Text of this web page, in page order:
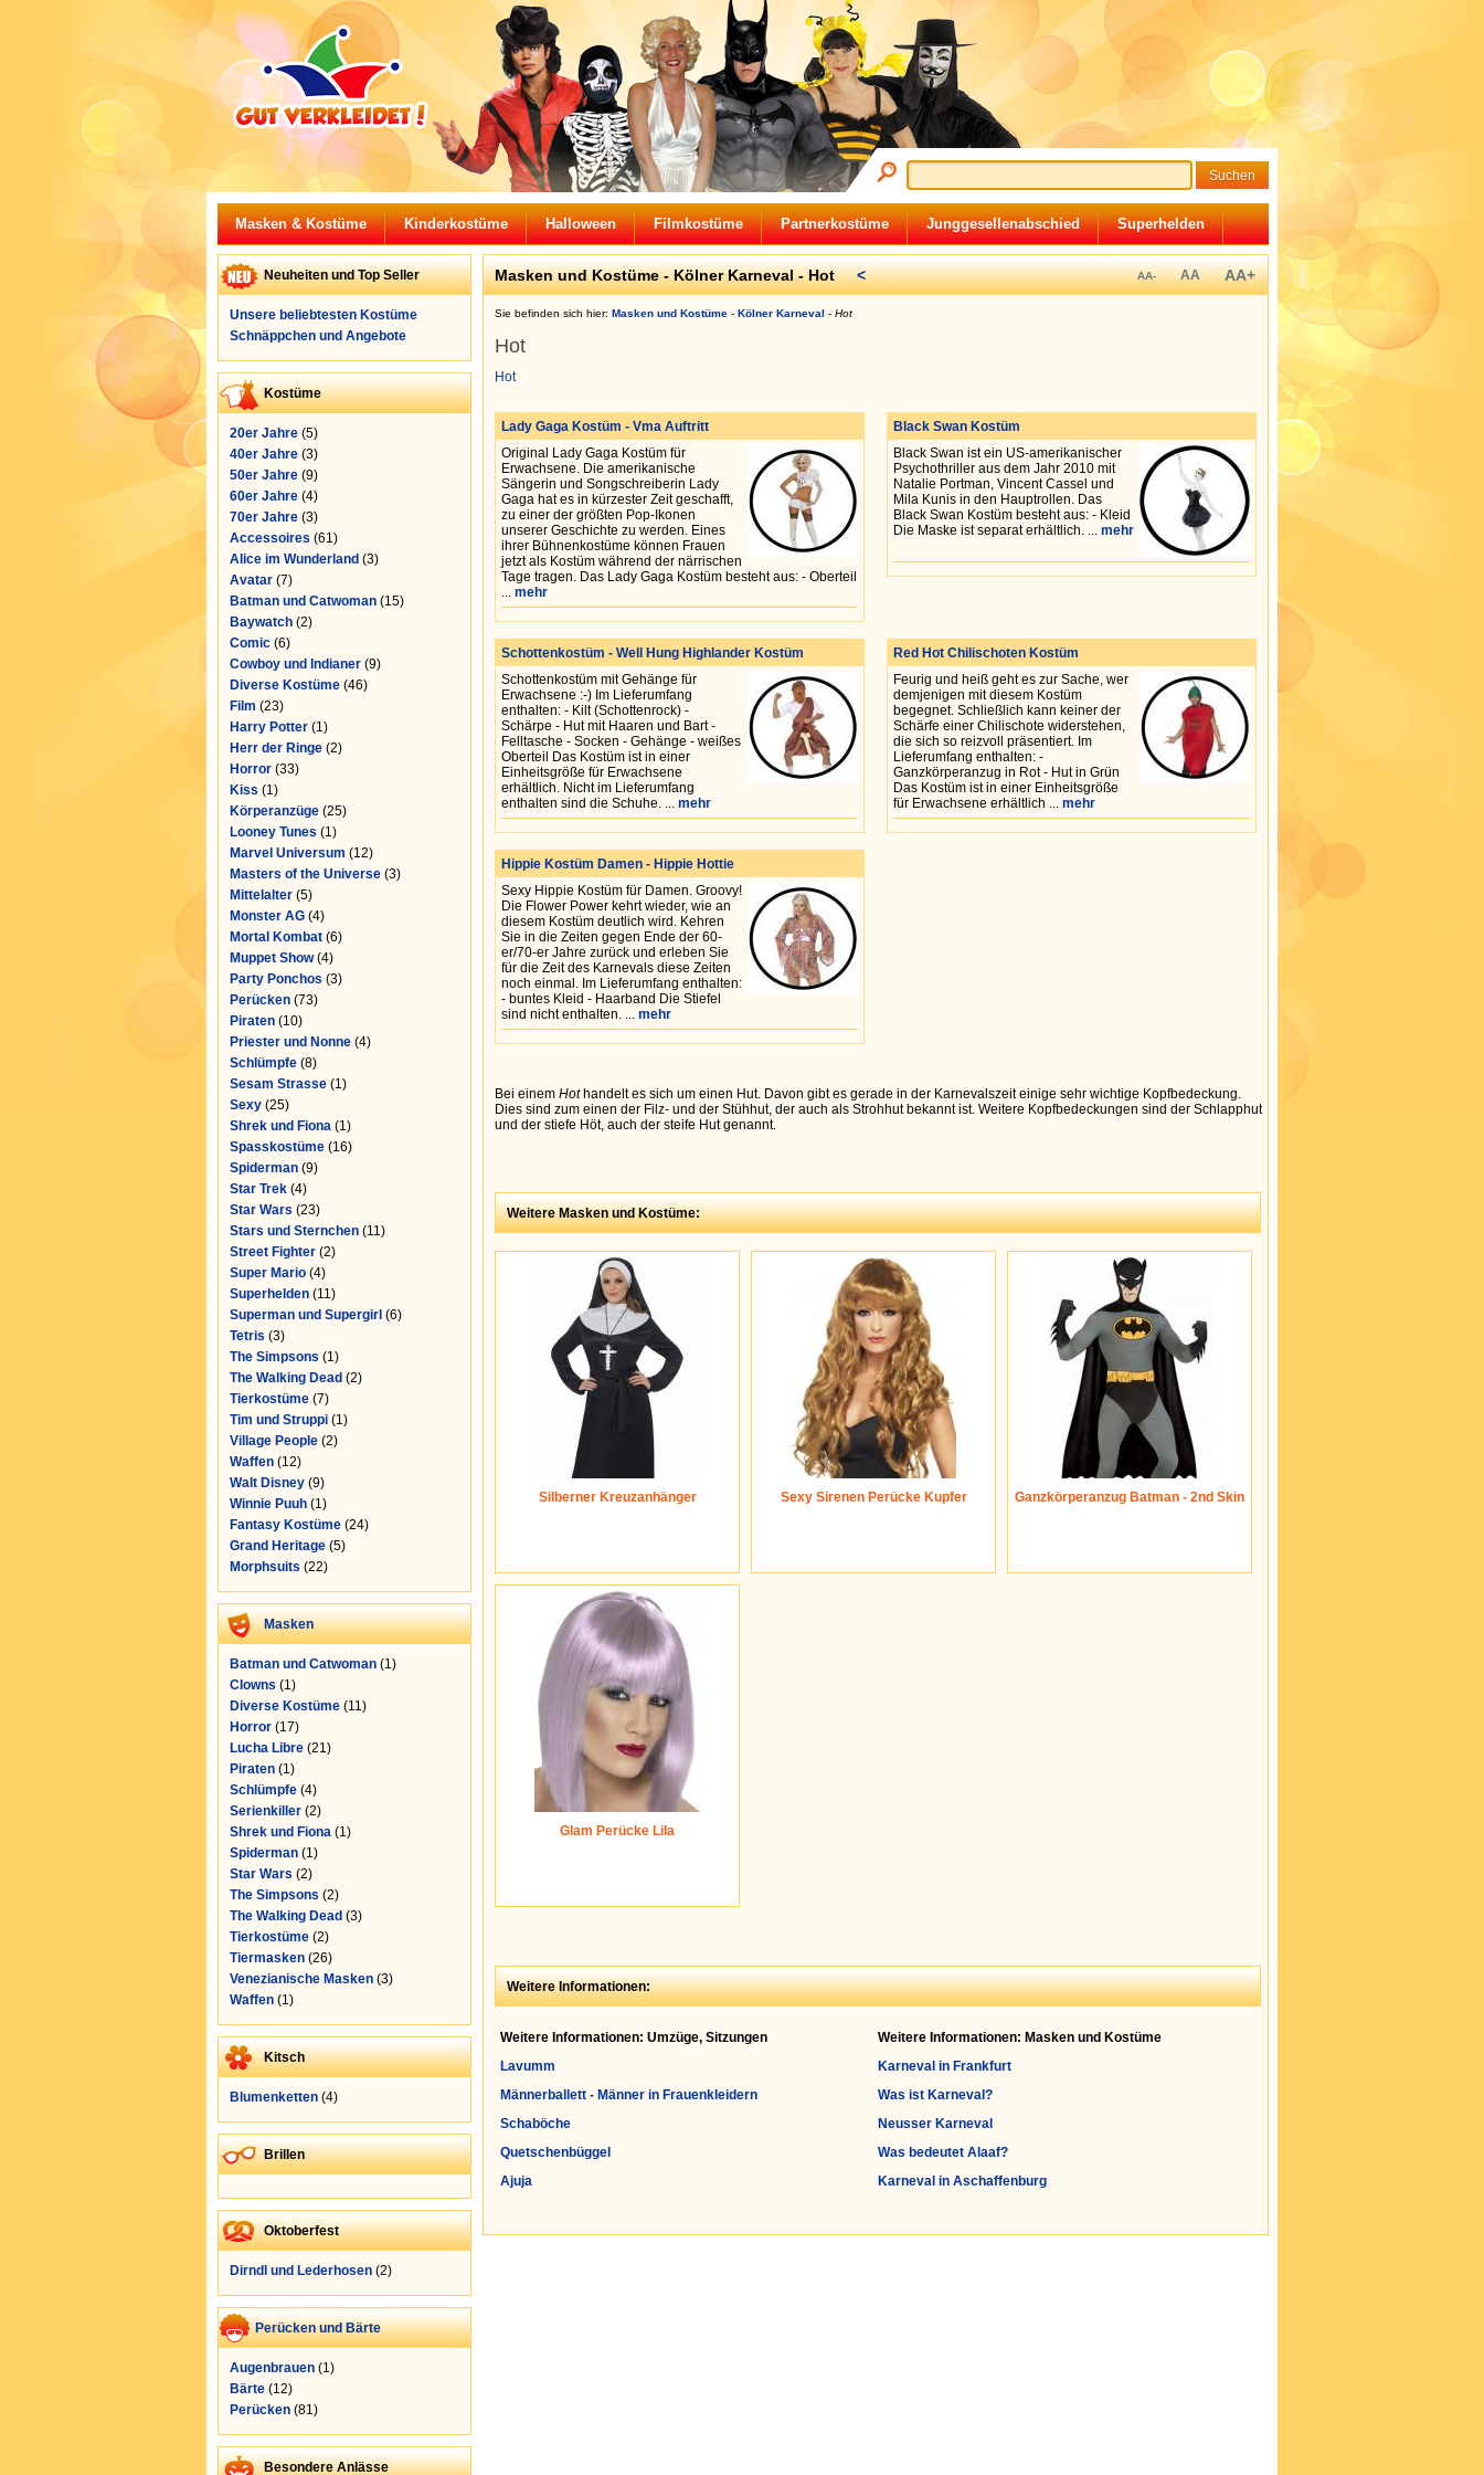
Masken & Kostüme Kinderkostüme Halloween Filmkostüme Partnerkostüme Junggesellenabschied Superhelden
Neuheiten und Top Seller
Unsere beliebtesten Kostüme
Schnäppchen und Angebote
Kostüme
20er Jahre (5)
40er Jahre (3)
50er Jahre (9)
60er Jahre (4)
70er Jahre (3)
Accessoires (61)
Alice im Wunderland (3)
Avatar (7)
Batman und Catwoman (15)
Baywatch (2)
Comic (6)
Cowboy und Indianer (9)
Diverse Kostüme (46)
Film (23)
Harry Potter (1)
Herr der Ringe (2)
Horror (33)
Kiss (1)
Körperanzüge (25)
Looney Tunes (1)
Marvel Universum (12)
Masters of the Universe (3)
Mittelalter (5)
Monster AG (4)
Mortal Kombat (6)
Muppet Show(4)
Party Ponchos (3)
Perücken (73)
Piraten (10)
Priester und Nonne (4)
Schlümpfe (8)
Sesam Strasse (1)
Sexy (25)
Shrek und Fiona (1)
Spasskostüme (16)
Spiderman (9)
Star Trek (4)
Star Wars (23)
Stars und Sternchen (11)
Street Fighter (2)
Super Mario (4)
Superhelden (11)
Superman und Supergirl (6)
Tetris (3)
The Simpsons (1)
The Walking Dead (2)
Tierkostüme (7)
Tim und Struppi (1)
Village People (2)
Waffen (12)
Walt Disney (9)
Winnie Puuh (1)
Fantasy Kostüme (24)
Grand Heritage (5)
Morphsuits (22)
Masken
Batman und Catwoman (1)
Clowns (1)
Diverse Kostüme (11)
Horror (17)
Lucha Libre (21)
Piraten (1)
Schlümpfe (4)
Serienkiller (2)
Shrek und Fiona (1)
Spiderman (1)
Star Wars (2)
The Simpsons (2)
The Walking Dead (3)
Tierkostüme (2)
Tiermasken (26)
Venezianische Masken (3)
Waffen (1)
Kitsch
Blumenketten (4)
Brillen
Oktoberfest
Dirndl und Lederhosen (2)
Perücken und Bärte
Augenbrauen (1)
Bärte (12)
Perücken (81)
Besondere Anlässe
Masken und Kostüme -Kölner Karneval-Hot < AA- AA AA+
Sie befinden sich hier: Masken und Kostüme - Kölner Karneval - Hot
Hot
Hot
Lady Gaga Kostüm - Vma Auftritt
Original Lady Gaga Kostüm für
Erwachsene. Die amerikanische
Sängerin und Songschreiberin Lady
Gaga hat es in kürzester Zeit geschafft,
zu einer der größten Pop-Ikonen
unserer Geschichte zu werden. Eines
ihrer Bühnenkostüme können Frauen
jetzt als Kostüm während der närrischen
Tage tragen. Das Lady Gaga Kostüm besteht aus: - Oberteil
... mehr
Black Swan Kostüm
Black Swan ist ein US-amerikanischer
Psychothriller aus dem Jahr 2010 mit
Natalie Portman, Vincent Cassel und
Mila Kunis in den Hauptrollen. Das
Black Swan Kostüm besteht aus: - Kleid
Die Maske ist separat erhältlich. ... mehr
Schottenkostüm - Well Hung Highlander Kostüm
Schottenkostüm mit Gehänge für
Erwachsene :-) Im Lieferumfang
enthalten: - Kilt (Schottenrock) -
Schärpe - Hut mit Haaren und Bart -
Felltasche - Socken - Gehänge - weißes
Oberteil Das Kostüm ist in einer
Einheitsgröße für Erwachsene
erhältlich. Nicht im Lieferumfang
enthalten sind die Schuhe. ... mehr
Red Hot Chilischoten Kostüm
Feurig und heiß geht es zur Sache, wer
demjenigen mit diesem Kostüm
begegnet. Schließlich kann keiner der
Schärfe einer Chilischote widerstehen,
die sich so reizvoll präsentiert. Im
Lieferumfang enthalten: -
Ganzkörperanzug in Rot - Hut in Grün
Das Kostüm ist in einer Einheitsgröße
für Erwachsene erhältlich ... mehr
Hippie Kostüm Damen - Hippie Hottie
Sexy Hippie Kostüm für Damen. Groovy!
Die Flower Power kehrt wieder, wie an
diesem Kostüm deutlich wird. Kehren
Sie in die Zeiten gegen Ende der 60-
er/70-er Jahre zurück und erleben Sie
für die Zeit des Karnevals diese Zeiten
noch einmal. Im Lieferumfang enthalten:
- buntes Kleid - Haarband Die Stiefel
sind nicht enthalten. ... mehr
Bei einem Hothandelt es sich um einen Hut. Davon gibt es gerade in der Karnevalszeit einige sehr wichtige Kopfbedeckung.
Dies sind zum einen der Filz- und der Stühhut, der auch als Strohhut bekannt ist. Weitere Kopfbedeckungen sind der Schlapphut
und der stiefe Höt, auch der steife Hut genannt.
Weitere Masken und Kostüme:
Silberner Kreuzanhänger Sexy Sirenen Perücke Kupfer Ganzkörperanzug Batman - 2nd Skin
Glam Perücke Lila
Weitere Informationen:
Weitere Informationen: Umzüge, Sitzungen
Lavumm
Männerballett - Männer in Frauenkleidern
Schaböche
Quetschenbüggel
Ajuja
Weitere Informationen: Masken und Kostüme
Karneval in Frankfurt
Was ist Karneval?
Neusser Karneval
Was bedeutet Alaaf?
Karneval in Aschaffenburg